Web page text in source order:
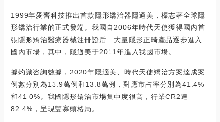
1999年愛齊科技推出首款隱形矯治器隱適美，標志著全球隱
形矯治行業的正式發端。我國自2006年時代天使獲得國內首
張隱形矯治醫療器械注冊證后，大量隱形正畸產品逐步進入
國內市場，其中，隱適美于2011年進入我國市場。
據灼識咨詢數據，2020年隱適美、時代天使矯治方案達成案
例數分別為13.9萬例和13.8萬例，對應市占率分別為41.4%
和41.0%。我國隱形矯治市場集中度很高，行業CR2達
82.4%，呈現雙寡頭格局。